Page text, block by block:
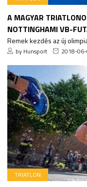
A MAGYAR
NOTTINGHAMI VB-
Remek kezdés az új
by Hunsport 2018-
TRIATLON